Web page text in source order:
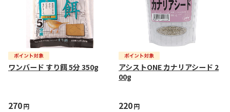
ワンバード すり餌 5分 350g
270円
アシストONE カナリアシード 2
00g
220円